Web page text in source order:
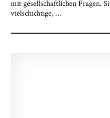
mit gesellschaftlichen Fragen.
vielschichtige, …